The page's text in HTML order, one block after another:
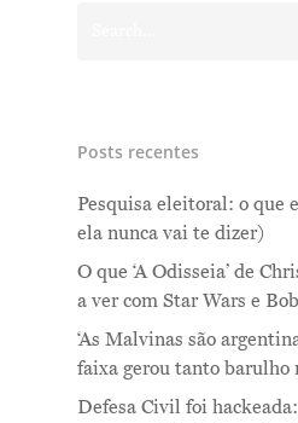
Posts recentes
Pesquisa eleitoral: o que
ela nunca vai te dizer)
O que ‘A Odisseia’ de
a ver com Star Wars e
‘As Malvinas são
faixa gerou tanto barulho
Defesa Civil foi